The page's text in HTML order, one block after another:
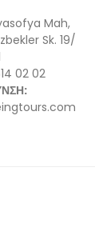
Mah,
Sk. 19/
02 02